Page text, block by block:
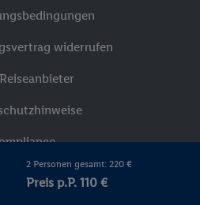
2 Personen gesamt: 220 €
Preis p.P. 110 €
widerrufen